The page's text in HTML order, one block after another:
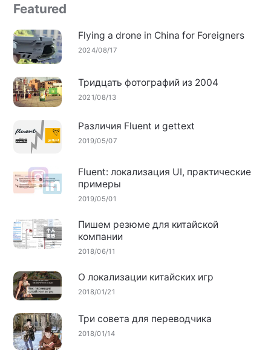
Featured
Flying a drone in China for Foreigners
2024/08/17
Тридцать фотографий из 2004
2021/08/13
Различия Fluent и gettext
2019/05/07
Fluent: локализация UI, практические
примеры
2019/05/01
Пишем резюме для китайской
компании
2018/06/11
О локализации китайских игр
2018/01/21
Три совета для переводчика
2018/01/14